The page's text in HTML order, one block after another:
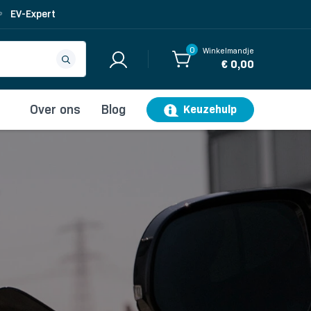
EV-Expert
0 Winkelmandje
€ 0,00
Over ons Blog Keuzehulp